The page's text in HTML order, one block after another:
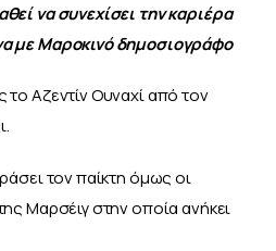
να συνεχίσει την καριέρα
με Μαροκινό δημοσιογράφο
Αζεντίν Ουναχί από τον
τον παίκτη όμως οι
Μαρσέιγ στην οποία ανήκει